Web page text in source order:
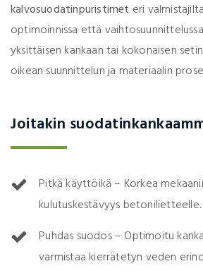
kalvosuodatinpuristimet eri
optimoinnissa että
yksittäisen kankaan tai kokonaisen
oikean suunnittelun ja materiaalin
Joitakin
Pitkä käyttöikä – Korkea
kulutuskestävyys betonilietteelle.
Puhdas suodos – Optimoitu
varmistaa kierrätetyn veden